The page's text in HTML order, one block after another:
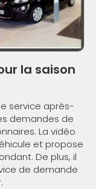
la saison
service après-
demandes de
La vidéo
et propose
De plus, il
de demande